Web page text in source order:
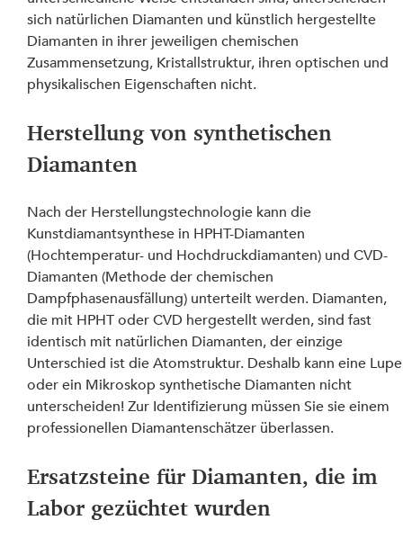
sich natürlichen Diamanten und künstlich hergestellte
Diamanten in ihrer jeweiligen chemischen
Zusammensetzung, Kristallstruktur, ihren optischen und
physikalischen Eigenschaften nicht.
Herstellung von synthetischen
Diamanten
Nach der Herstellungstechnologie kann die
Kunstdiamantsynthese in HPHT-Diamanten
(Hochtemperatur- und Hochdruckdiamanten) und CVD-
Diamanten (Methode der chemischen
Dampfphasenausfällung) unterteilt werden. Diamanten,
die mit HPHT oder CVD hergestellt werden, sind fast
identisch mit natürlichen Diamanten, der einzige
Unterschied ist die Atomstruktur. Deshalb kann eine
oder ein Mikroskop synthetische Diamanten nicht
unterscheiden! Zur Identifizierung müssen Sie sie einem
professionellen Diamantenschätzer überlassen.
Ersatzsteine für Diamanten, die im
Labor gezüchtet wurden